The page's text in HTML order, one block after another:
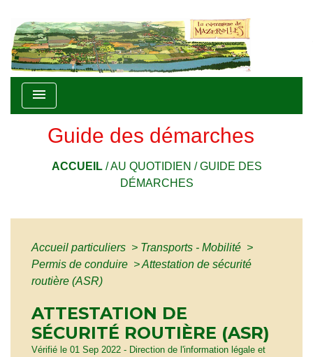
menu
Guide des démarches
ACCUEIL/AU QUOTIDIEN /GUIDE DES
DÉMARCHES
Accueil particuliers > Transports - Mobilité >
Permis de conduire >Attestation de sécurité
routière (ASR)
ATTESTATION DE
SÉCURITÉ ROUTIÈRE (ASR)
Vérifié le 01 Sep 2022 - Direction de l'information légale et